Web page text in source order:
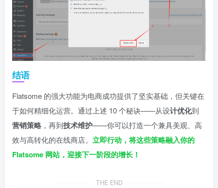
结语
Flatsome 的强大功能为电商成功提供了坚实基础，但关键在
于如何精细化运营。通过上述 10 个秘诀——从设计优化到
营销策略 ，再到技术维护——你可以打造一个兼具美观、高
效与高转化的在线商店。 立即行动，将这些策略融入你的
Flatsome 网站，迎接下一阶段的增长！
THE END